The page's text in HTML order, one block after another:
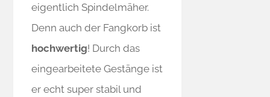
eigentlich Spindelmäher.
Denn auch der Fangkorb ist
hochwertig! Durch das
eingearbeitete Gestänge ist
er echt super stabil und